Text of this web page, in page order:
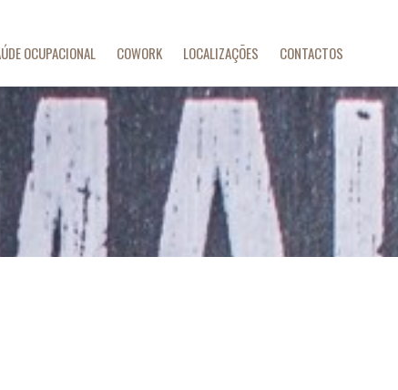
OCUPACIONAL COWORK LOCALIZAÇÕES CONTACTOS